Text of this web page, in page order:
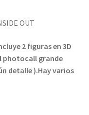
OUT
2 figuras en 3D
photocall grande
detalle ).Hay varios